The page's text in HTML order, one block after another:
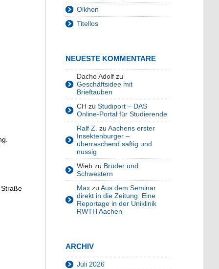
Olkhon
Titellos
NEUESTE KOMMENTARE
Dacho Adolf zu
Geschäftsidee mit
Brieftauben
CH zu Studiport – DAS
Online-Portal für Studierende
Ralf Z. zu Aachens erster
Insektenburger –
überraschend saftig und
nussig
Wieb zu Brüder und
Schwestern
Max zu Aus dem Seminar
direkt in die Zeitung: Eine
Reportage in der Uniklinik
RWTH Aachen
ARCHIV
Juli 2026